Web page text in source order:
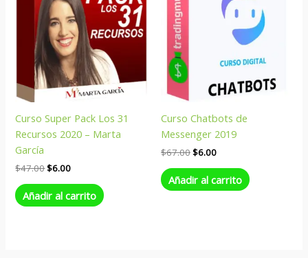
Curso Super Pack Los 31
Recursos 2020 – Marta
García
$47.00$6.00
Añadir al carrito
Curso Chatbots de
Messenger 2019
$67.00$6.00
Añadir al carrito